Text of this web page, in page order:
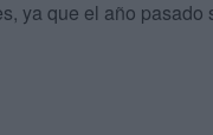
ya que el año